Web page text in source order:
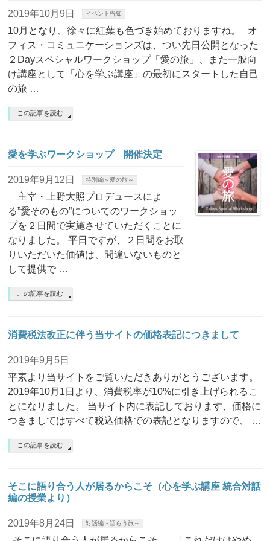
2019年10月9日 イベント告知
10月となり、徐々に紅葉も色づき始めておりますね。 オ
フィス・コミュニケーションズは、つい先日公開となった
２Dayスペシャルワークショップ「愛の旅」、また一般向
け講座として「心を学ぶ講座」の最初にスタートした自己
の旅 …
この記事を読む
愛を学ぶワークショップ 開催決定
2019年9月12日 特別編～愛の旅～
主宰・上野大照プロデュースによ
る”愛そのもの”についてのワークショッ
プを２日間で実施させていただくことに
なりました。 平日ですが、２日間をお取
りいただいた価値は、間違いないものと
して提供で …
この記事を読む
消費税法改正に伴う当サイトの価格表記につきまして
2019年9月5日
平素より当サイトをご覧いただきありがとうございます。
2019年10月1日より、消費税率が10%に引き上げられるこ
とになりました。 当サイト内に表記しております、価格に
つきましてはすべて税込価格での表記となりますので、 …
この記事を読む
そこに語り合う人が居るからこそ（心を学ぶ講座 統合対話
編の授業より）
2019年8月24日 対話編～語らう旅～